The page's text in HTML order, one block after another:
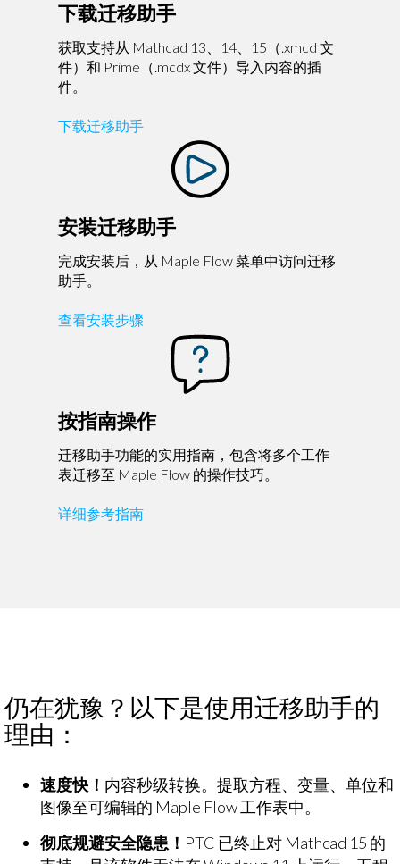
下载迁移助手
获取支持从 Mathcad 13、14、15（.xmcd 文
件）和 Prime（.mcdx 文件）导入内容的插
件。
下载迁移助手
安装迁移助手
完成安装后，从 Maple Flow 菜单中访问迁移
助手。
查看安装步骤
按指南操作
迁移助手功能的实用指南，包含将多个工作
表迁移至 Maple Flow 的操作技巧。
详细参考指南
仍在犹豫？以下是使用迁移助手的
理由：
速度快！ 内容秒级转换​​。提取方程、变量、单位和
图像至可编辑的 Maple Flow 工作表中。
彻底规避安全隐患​​！ PTC 已终止对 Mathcad 15 的